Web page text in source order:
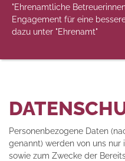
"Ehrenamtliche
Engagement für eine
dazu unter "Ehrenamt"
Personenbezogene Daten
genannt) werden von uns
sowie zum Zwecke der